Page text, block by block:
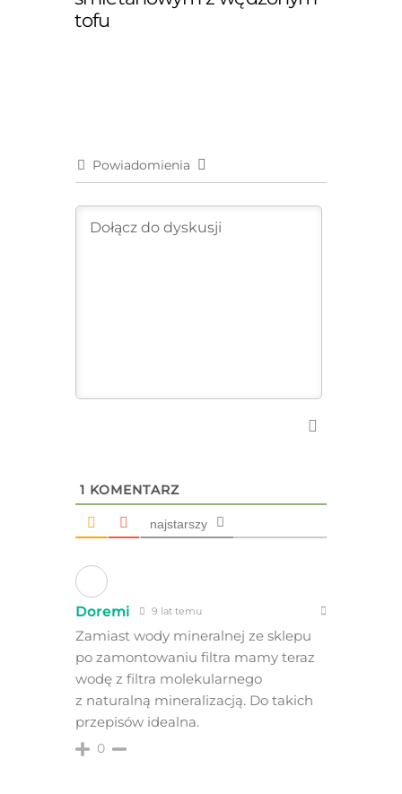
tofu
Powiadomienia
1 KOMENTARZ
najstarszy
Doremi 9 lat temu
Zamiast wody mineralnej ze sklepu
po zamontowaniu filtra mamy teraz
wodę z filtra molekularnego
z naturalną mineralizacją. Do takich
przepisów idealna.
0